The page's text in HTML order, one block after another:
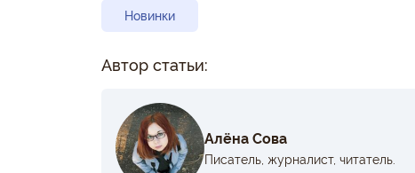
Новинки
Автор статьи:
Алёна Сова
Писатель, журналист, читатель.